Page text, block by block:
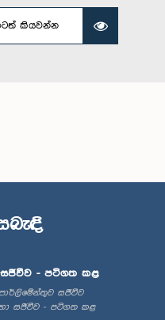
කියවන්න
සජීවීව - පටිගත කළ
පාර්ලිමේන්තුව සජීවීව
සජීවීව - පටිගත කළ